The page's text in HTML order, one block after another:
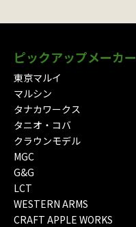
ピックアップメーカー
東京マルイ
マルシン
タナカワークス
タニオ・コバ
クラウンモデル
MGC
G&G
LCT
WESTERN ARMS
CRAFT APPLE WORKS